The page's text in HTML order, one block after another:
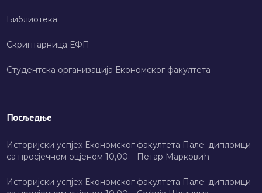
Библиотека
Скриптарница ЕФП
Студентска организација Економског факултета
Посљедње
Историјски успјех Економског факултета Пале: дипломци
са просјечном оцјеном 10,00 – Петар Марковић
Историјски успјех Економског факултета Пале: дипломци